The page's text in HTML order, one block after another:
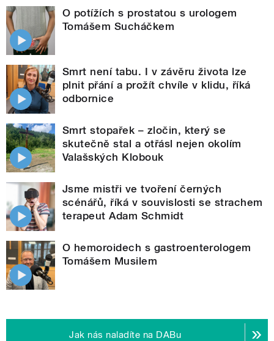
O potížích s prostatou s urologem
Tomášem Sucháčkem
Smrt není tabu. I v závěru života lze
plnit přání a prožít chvíle v klidu, říká
odbornice
Smrt stopařek – zločin, který se
skutečně stal a otřásl nejen okolím
Valašských Klobouk
Jsme mistři ve tvoření černých
scénářů, říká v souvislosti se strachem
terapeut Adam Schmidt
O hemoroidech s gastroenterologem
Tomášem Musilem
Jak nás naladíte na DABu